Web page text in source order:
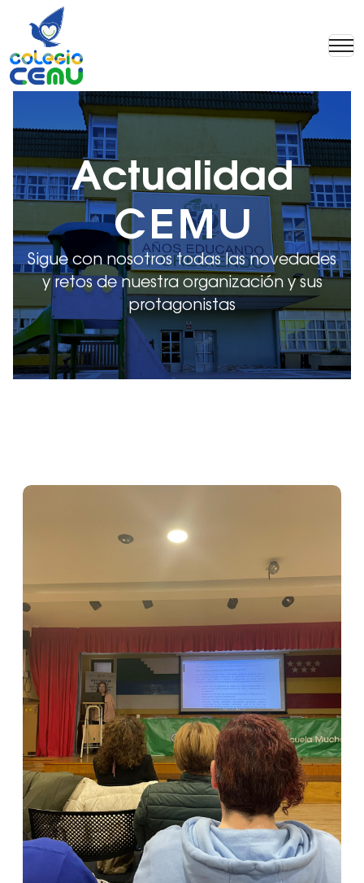
Actualidad
CEMU
Sigue con nosotros todas las novedades
y retos de nuestra organización y sus
protagonistas